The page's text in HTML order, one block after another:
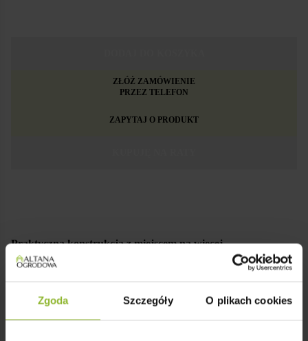
Zgoda Szczegóły O plikach cookies
Praktyczna konstrukcja z miejscem na więcej
Układ konstrukcji nie jest przypadkowy – 1/3 to drewutnia,
materiały. 2/3 to zamykany domek narzędziowy – większy niż
standardowe schowki, dlatego tak często wybierany przez
ZŁÓŻ ZAMÓWIENIE
PRZEZ TELEFON
ZAPYTAJ O PRODUKT